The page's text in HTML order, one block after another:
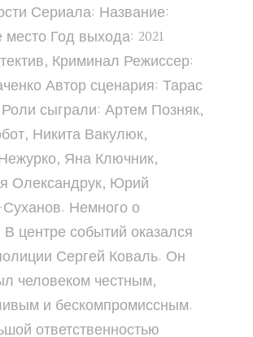
Сериала: Название:
Год выхода: 2021
Криминал Режиссер:
Автор сценария: Тарас
сыграли: Артем Позняк,
Никита Вакулюк,
Яна Ключник,
Олександрук, Юрий
Немного о
центре событий оказался
Сергей Коваль. Он
человеком честным,
и бескомпромиссным.
ответственностью